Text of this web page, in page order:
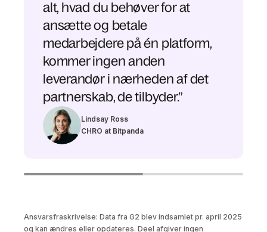
alt, hvad du behøver for at
ansætte og betale
medarbejdere på én platform,
kommer ingen anden
leverandør i nærheden af det
partnerskab, de tilbyder.”
Lindsay Ross
CHRO at Bitpanda
Ansvarsfraskrivelse: Data fra G2 blev indsamlet pr. april 2025
og kan ændres eller opdateres. Deel afgiver ingen